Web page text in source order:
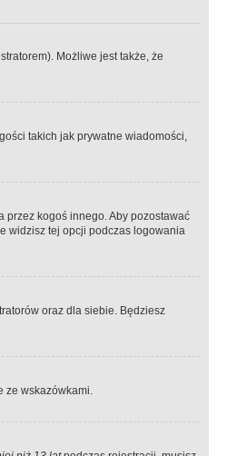
Możliwe jest także, że
takich jak prywatne wiadomości,
przez kogoś innego. Aby pozostawać
widzisz tej opcji podczas logowania
oraz dla siebie. Będziesz
ze wskazówkami.